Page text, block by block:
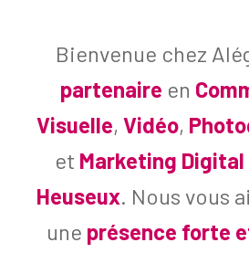
Bienvenue chez
partenaire en
Visuelle, Vidéo,
et Marketing Digital
Heuseux. Nous vous
une présence forte